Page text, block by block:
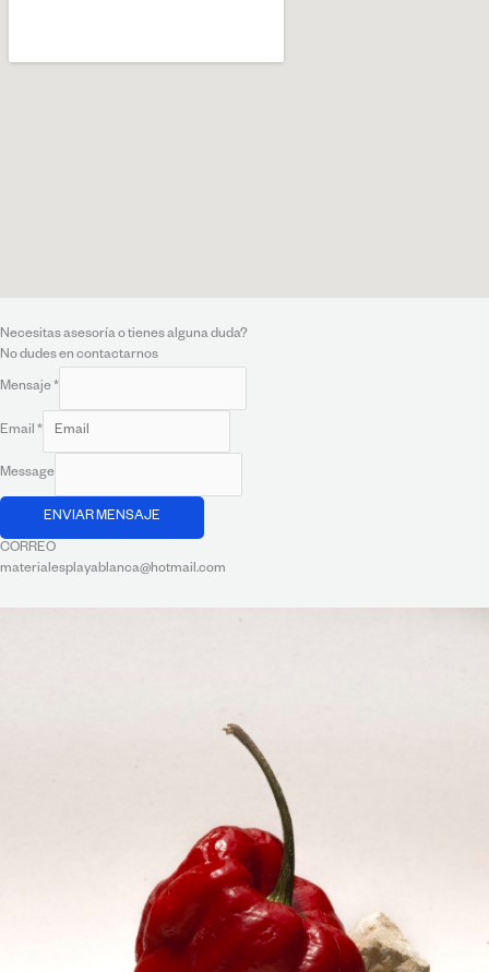
Necesitas asesoría o tienes alguna duda?
No dudes en contactarnos
Mensaje *
Email *
Message
ENVIAR MENSAJE
CORREO
materialesplayablanca@hotmail.com